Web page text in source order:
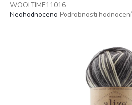
WOOLTIME11016
Průměrné
Neohodnoceno Podrobnosti hodnocení